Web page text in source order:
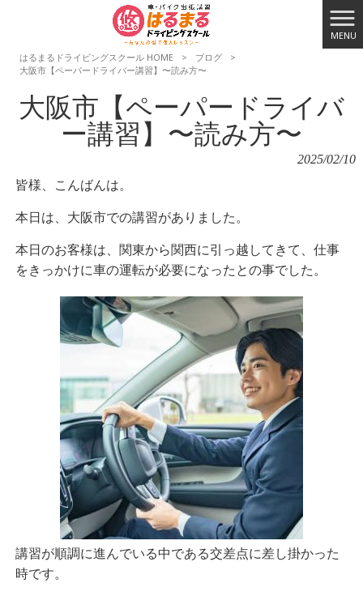
MENU
はるまるドライビングスクール HOME
> ブログ
>
大阪市【ペーパードライバー講習】〜読み方〜
大阪市【ペーパードライバ
ー講習】〜読み方〜
2025/02/10
皆様、こんばんは。
本日は、大阪市での講習がありました。
本日のお客様は、関東から関西に引っ越してきて、仕事
をきっかけに車の運転が必要になったとの事でした。
講習が順調に進んでいる中である交差点に差し掛かった
時です。